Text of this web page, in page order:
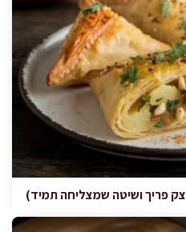
פריך ושיטה שמצליחה תמיד)